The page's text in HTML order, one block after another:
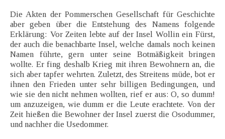
Die Akten der Pommerschen Gesellschaft für Geschichte
aber geben über die Entstehung des Namens folgende
Erklärung: Vor Zeiten lebte auf der Insel Wollin ein Fürst,
der auch die benachbarte Insel, welche damals noch keinen
Namen führte, gern unter seine Botmäßigkeit bringen
wollte. Er fing deshalb Krieg mit ihren Bewohnern an, die
sich aber tapfer wehrten. Zuletzt, des Streitens müde, bot er
ihnen den Frieden unter sehr billigen Bedingungen, und
wie sie den nicht nehmen wollten, rief er aus: O, so dumm!
um anzuzeigen, wie dumm er die Leute erachtete. Von der
Zeit hießen die Bewohner der Insel zuerst die Osodummer,
und nachher die Usedommer.